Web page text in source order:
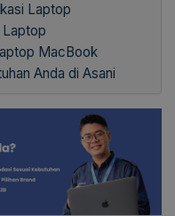
Laptop
MacBook
Anda di Asani